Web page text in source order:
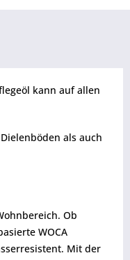
kann auf allen
als auch
Ob
WOCA
Mit der